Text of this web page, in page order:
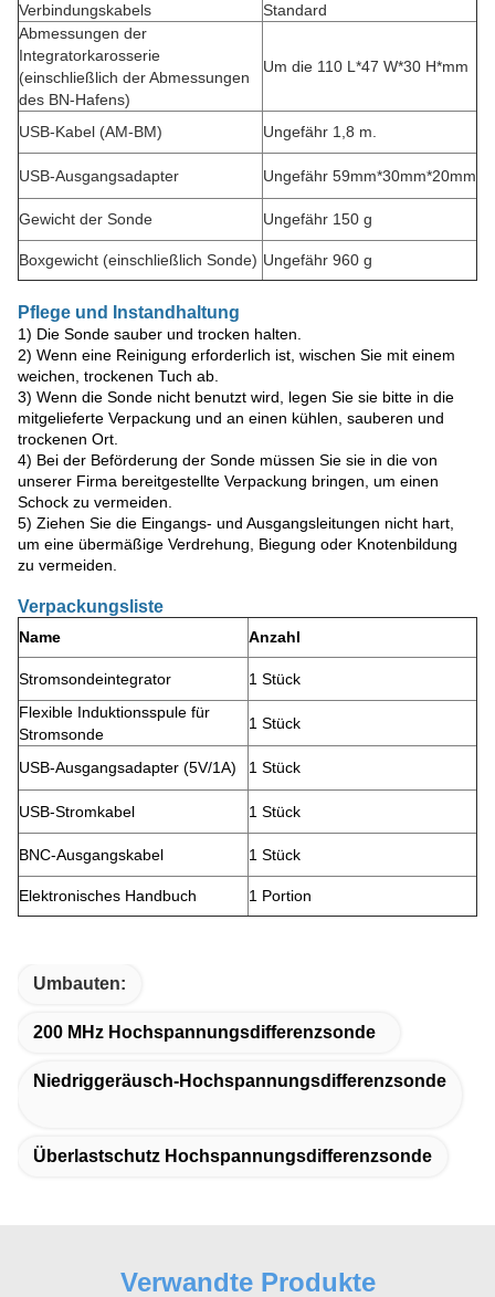
Verbindungskabels
Standard
Abmessungen der
Integratorkarosserie
(einschließlich der Abmessungen
des BN-Hafens)
Um die 110 L*47 W*30 H*mm
USB-Kabel (AM-BM) Ungefähr 1,8 m.
USB-Ausgangsadapter Ungefähr 59mm*30mm*20mm
Gewicht der Sonde Ungefähr 150 g
Boxgewicht (einschließlich Sonde) Ungefähr 960 g
Pflege und Instandhaltung
1) Die Sonde sauber und trocken halten.
2) Wenn eine Reinigung erforderlich ist, wischen Sie mit einem
weichen, trockenen Tuch ab.
3) Wenn die Sonde nicht benutzt wird, legen Sie sie bitte in die
mitgelieferte Verpackung und an einen kühlen, sauberen und
trockenen Ort.
4) Bei der Beförderung der Sonde müssen Sie sie in die von
unserer Firma bereitgestellte Verpackung bringen, um einen
Schock zu vermeiden.
5) Ziehen Sie die Eingangs- und Ausgangsleitungen nicht hart,
um eine übermäßige Verdrehung, Biegung oder Knotenbildung
zu vermeiden.
Verpackungsliste
Name Anzahl
Stromsondeintegrator
1 Stück
Flexible Induktionsspule für
Stromsonde
1 Stück
USB-Ausgangsadapter (5V/1A) 1 Stück
USB-Stromkabel 1 Stück
BNC-Ausgangskabel 1 Stück
Elektronisches Handbuch 1 Portion
Umbauten:
200 MHz Hochspannungsdifferenzsonde
Niedriggeräusch-Hochspannungsdifferenzsonde
Überlastschutz Hochspannungsdifferenzsonde
Verwandte Produkte